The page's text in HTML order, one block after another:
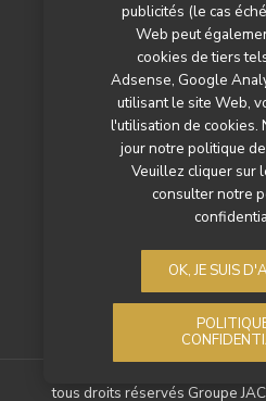
publicités (le cas
Web peut
cookies de tiers
Adsense, Google
utilisant le site Web,
l'utilisation de cookies.
jour notre politique
Veuillez cliquer sur
consulter notre
OK, JE SUIS
Nos autres titres
Qui sommes-nous ?
Contactez-nous
Mentions légales
Politique de confidentialité
tous droits réservés Groupe